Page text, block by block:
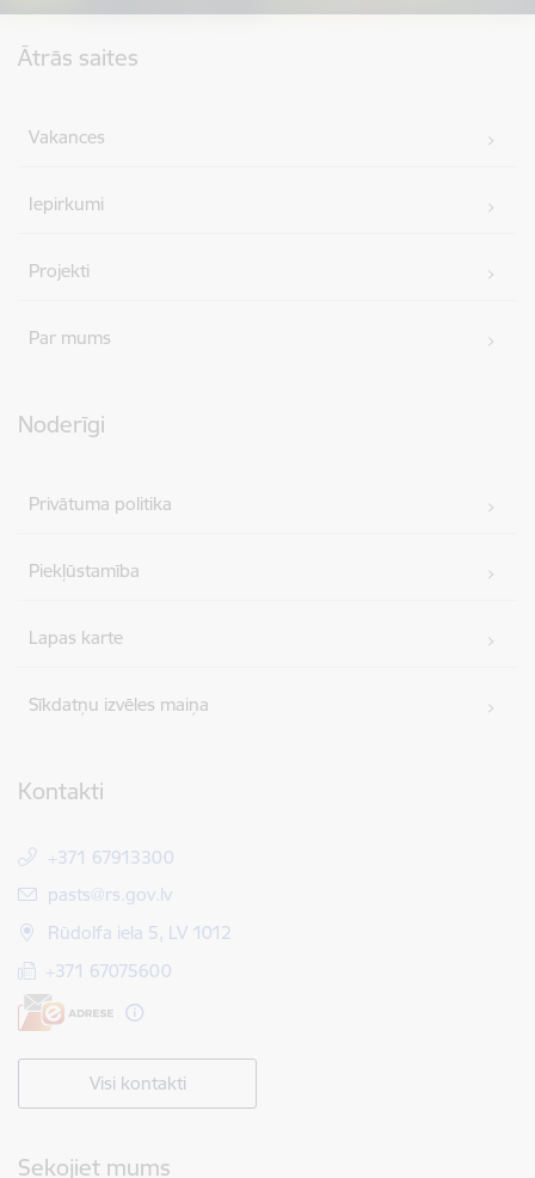
Ātrās saites
Vakances
Iepirkumi
Projekti
Par mums
Noderīgi
Privātuma politika
Piekļūstamība
Lapas karte
Sīkdatņu izvēles maiņa
Kontakti
+371 67913300
E-pasts:
pasts@rs.gov.lv
Rūdolfa iela 5, LV 1012
+371 67075600
Visi kontakti
Sekojiet mums